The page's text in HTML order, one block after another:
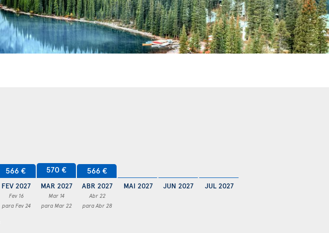
566 €
FEV 2027
Fev 16
para Fev 24
570 €
MAR 2027
Mar 14
para Mar 22
566 €
ABR 2027
Abr 22
para Abr 28
MAI 2027 JUN 2027 JUL 2027